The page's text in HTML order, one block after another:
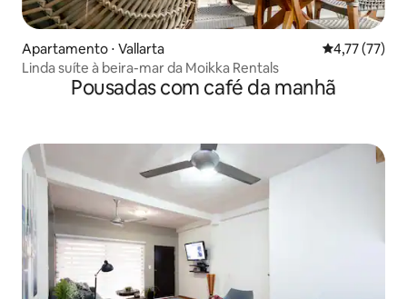
Apartamento ⋅ Vallarta 4,77 de uma
4,77 (77)
Linda suíte à beira-mar da Moikka Rentals
Pousadas com café da manhã